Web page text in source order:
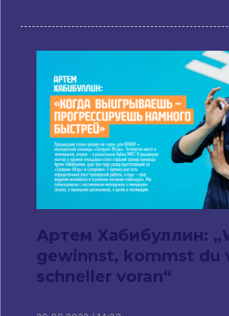
Артем Хабибуллин:
gewinnst, kommst du
schneller voran“